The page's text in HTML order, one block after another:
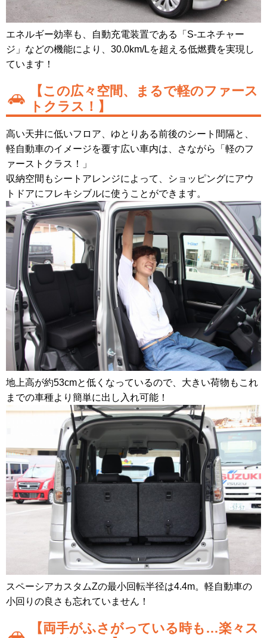
エネルギー効率も、自動充電装置である「S-エネチャー
ジ」などの機能により、30.0km/Lを超える低燃費を実現し
ています！
【この広々空間、まるで軽のファース
トクラス！】
高い天井に低いフロア、ゆとりある前後のシート間隔と、
軽自動車のイメージを覆す広い車内は、さながら「軽のフ
ァーストクラス！」
収納空間もシートアレンジによって、ショッピングにアウ
トドアにフレキシブルに使うことができます。
地上高が約53cmと低くなっているので、大きい荷物もこれ
までの車種より簡単に出し入れ可能！
スペーシアカスタムZの最小回転半径は4.4m。軽自動車の
小回りの良さも忘れていません！
【両手がふさがっている時も…楽々ス